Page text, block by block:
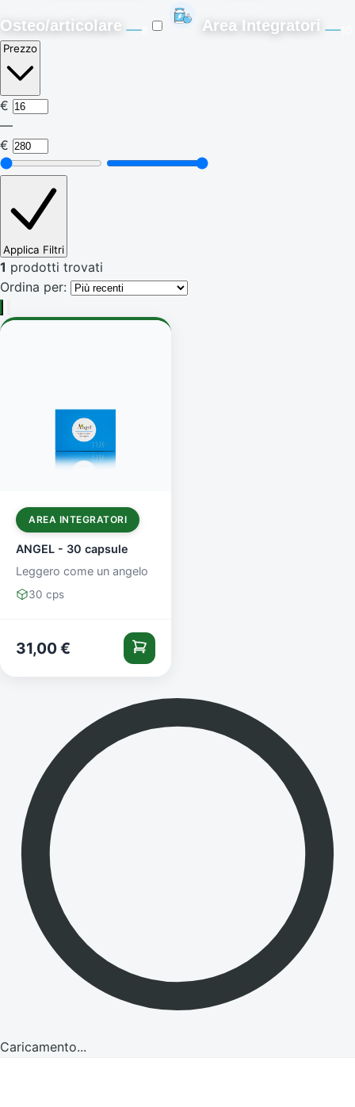
Osteo/articolare Area Integratori
Prezzo
€
—
€
Applica Filtri
1 prodotti trovati
Ordina per:
AREA INTEGRATORI
ANGEL - 30 capsule
Leggero come un angelo
30 cps
31,00€
Caricamento...